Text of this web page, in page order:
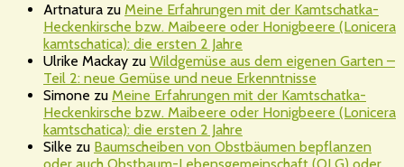
Artnatura zu Meine Erfahrungen mit der Kamtschatka-
Heckenkirsche bzw. Maibeere oder Honigbeere (Lonicera
kamtschatica): die ersten 2 Jahre
Ulrike Mackay zu Wildgemüse aus dem eigenen Garten –
Teil 2: neue Gemüse und neue Erkenntnisse
Simone zu Meine Erfahrungen mit der Kamtschatka-
Heckenkirsche bzw. Maibeere oder Honigbeere (Lonicera
kamtschatica): die ersten 2 Jahre
Silke zu Baumscheiben von Obstbäumen bepflanzen